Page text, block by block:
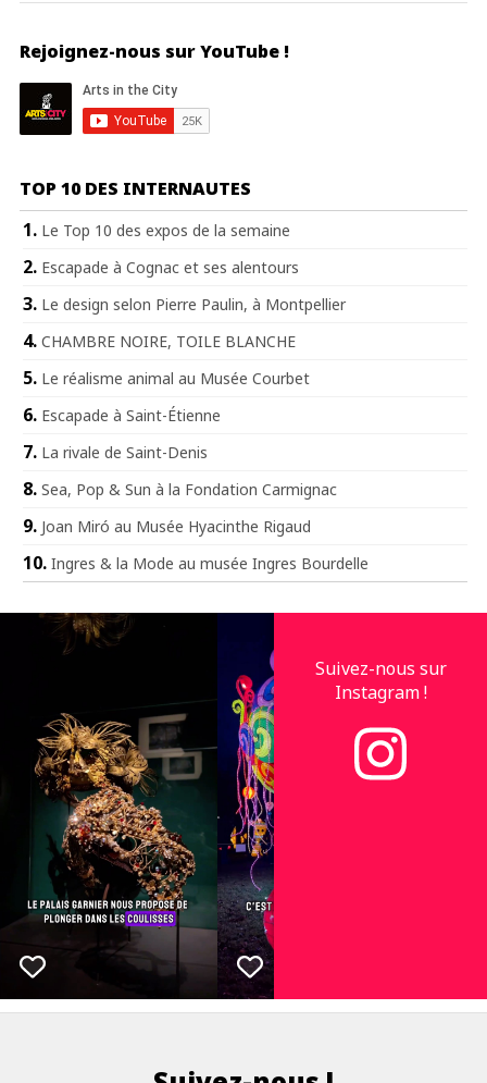
Rejoignez-nous sur YouTube !
TOP 10 DES INTERNAUTES
Le Top 10 des expos de la semaine
Escapade à Cognac et ses alentours
Le design selon Pierre Paulin, à Montpellier
CHAMBRE NOIRE, TOILE BLANCHE
Le réalisme animal au Musée Courbet
Escapade à Saint-Étienne
La rivale de Saint-Denis
Sea, Pop & Sun à la Fondation Carmignac
Joan Miró au Musée Hyacinthe Rigaud
Ingres & la Mode au musée Ingres Bourdelle
Suivez-nous sur
Instagram !